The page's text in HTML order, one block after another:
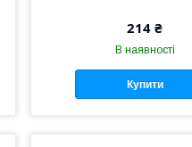
214 ₴
В наявності
Купити